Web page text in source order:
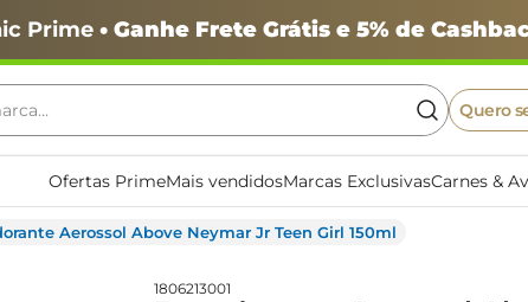
Prime• Ganhe Frete Grátis e 5% de
Quero
Ofertas PrimeMais vendidosMarcas ExclusivasCarnes &
Aerossol Above Neymar Jr Teen Girl 150ml
1806213001